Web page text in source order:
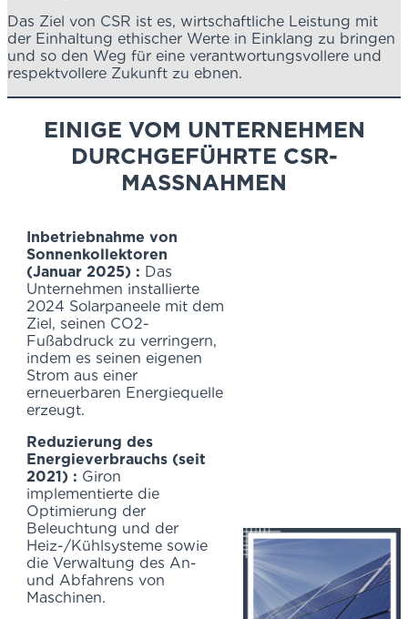
Das Ziel von CSR ist es, wirtschaftliche Leistung mit
der Einhaltung ethischer Werte in Einklang zu bringen
und so den Weg für eine verantwortungsvollere und
respektvollere Zukunft zu ebnen.
EINIGE VOM UNTERNEHMEN
DURCHGEFÜHRTE CSR-
MASSNAHMEN
Inbetriebnahme von
Sonnenkollektoren
(Januar 2025) : Das
Unternehmen installierte
2024 Solarpaneele mit dem
Ziel, seinen CO2-
Fußabdruck zu verringern,
indem es seinen eigenen
Strom aus einer
erneuerbaren Energiequelle
erzeugt.
Reduzierung des
Energieverbrauchs (seit
2021) : Giron
implementierte die
Optimierung der
Beleuchtung und der
Heiz-/Kühlsysteme sowie
die Verwaltung des An-
und Abfahrens von
Maschinen.